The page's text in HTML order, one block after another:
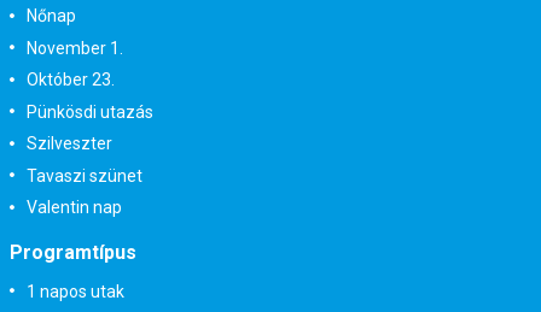
Nőnap
November 1.
Október 23.
Pünkösdi utazás
Szilveszter
Tavaszi szünet
Valentin nap
Programtípus
1 napos utak